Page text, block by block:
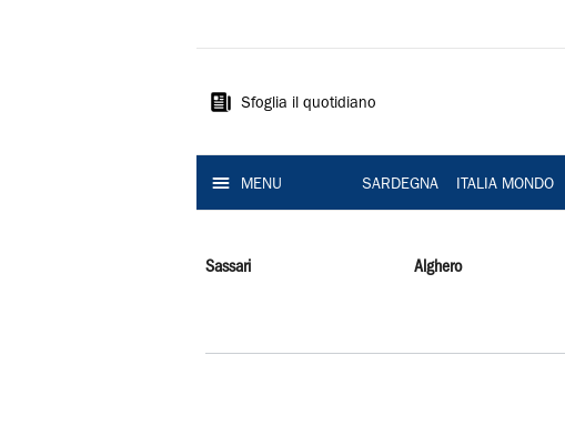
Sardegna
Sfoglia il quotidiano
MENU SARDEGNA ITALIA MONDO
Sassari Alghero